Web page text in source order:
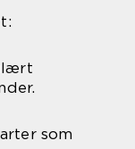
som